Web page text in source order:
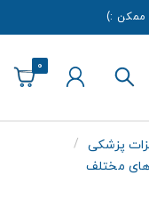
ممکن :)
0
پزشکی